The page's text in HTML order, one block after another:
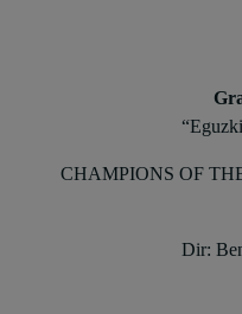
CHAMPIONS OF
Dir: